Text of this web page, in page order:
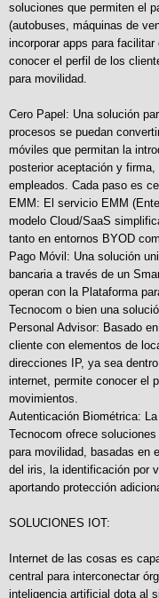
soluciones que permiten el
(autobuses, máquinas de
incorporar apps para
conocer el perfil de los
para movilidad.
Cero Papel: Una solución
procesos se puedan
móviles que permitan la
posterior aceptación y
empleados. Cada paso es
EMM: El servicio EMM
modelo Cloud/SaaS
tanto en entornos BYOD
Pago Móvil: Una solución
bancaria a través de un
operan con la Plataforma
Tecnocom o bien una
Personal Advisor: Basado
cliente con elementos de
direcciones IP, ya sea
internet, permite conocer el
movimientos.
Autenticación Biométrica:
Tecnocom ofrece
para movilidad, basadas en
del iris, la identificación por
aportando protección
SOLUCIONES IOT:
Internet de las cosas es
central para interconectar
inteligencia artificial dota al